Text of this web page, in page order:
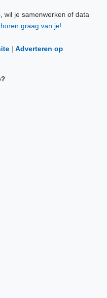
wil je samenwerken of data
graag van je!
| Adverteren op